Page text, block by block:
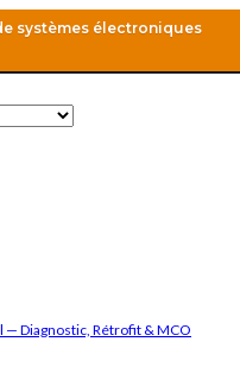
systèmes électroniques
Diagnostic, Rétrofit & MCO